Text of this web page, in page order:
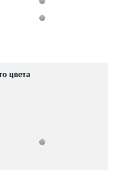
цвета